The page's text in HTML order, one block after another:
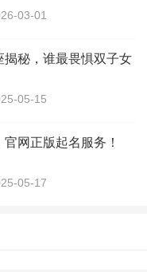
03-01
揭秘，谁最畏惧双子女
05-15
网正版起名服务！
05-17